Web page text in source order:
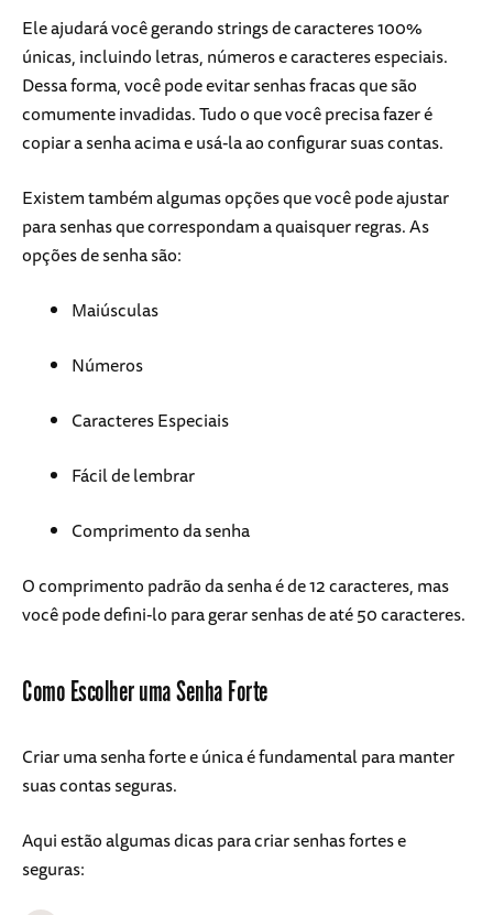
Ele ajudará você gerando strings de caracteres 100%
únicas, incluindo letras, números e caracteres especiais.
Dessa forma, você pode evitar senhas fracas que são
comumente invadidas. Tudo o que você precisa fazer é
copiar a senha acima e usá-la ao configurar suas contas.
Existem também algumas opções que você pode ajustar
para senhas que correspondam a quaisquer regras. As
opções de senha são:
Maiúsculas
Números
Caracteres Especiais
Fácil de lembrar
Comprimento da senha
O comprimento padrão da senha é de 12 caracteres, mas
você pode defini-lo para gerar senhas de até 50 caracteres.
Como Escolher uma Senha Forte
Criar uma senha forte e única é fundamental para manter
suas contas seguras.
Aqui estão algumas dicas para criar senhas fortes e
seguras: